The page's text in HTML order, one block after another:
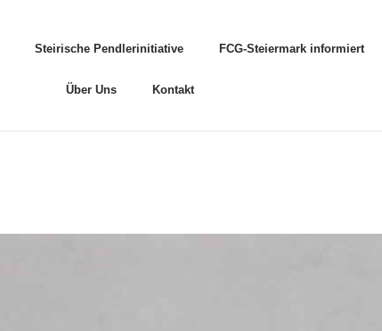
Steirische Pendlerinitiative FCG-Steiermark informiert
Über Uns Kontakt